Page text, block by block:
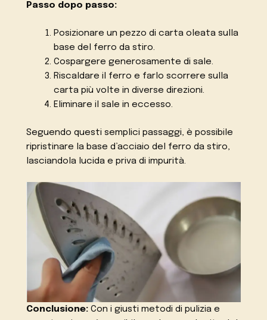
Passo dopo passo:
Posizionare un pezzo di carta oleata sulla
base del ferro da stiro.
Cospargere generosamente di sale.
Riscaldare il ferro e farlo scorrere sulla
carta più volte in diverse direzioni.
Eliminare il sale in eccesso.
Seguendo questi semplici passaggi, è possibile
ripristinare la base d’acciaio del ferro da stiro,
lasciandola lucida e priva di impurità.
Conclusione: Con i giusti metodi di pulizia e